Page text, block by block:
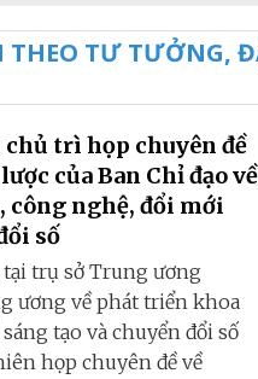
THEO TƯ TƯỞNG,
trì họp chuyên đề
của Ban Chỉ đạo về
nghệ, đổi mới
số
tại trụ sở Trung ương
ương về phát triển khoa
tạo và chuyển đổi số
họp chuyên đề về